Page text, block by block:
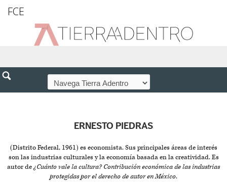
FCE
ERNESTO PIEDRAS
(Distrito Federal, 1961) es economista. Sus principales áreas de interés
son las industrias culturales y la economía basada en la creatividad. Es
autor de¿Cuánto vale la cultura? Contribución económica de las industrias
protegidas por el derecho de autor en México.